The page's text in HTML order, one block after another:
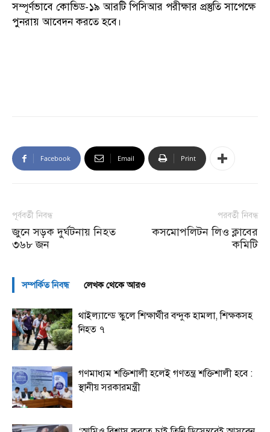
সম্পূর্ণভাবে কোভিড-১৯ আরটি পিসিআর পরীক্ষার প্রস্তুতি সাপেক্ষে
পুনরায় আবেদন করতে হবে।
Facebook Email Print
পূর্ববর্তী নিবন্ধ
জুনে সড়ক দুর্ঘটনায় নিহত
৩৬৮ জন
পরবর্তী নিবন্ধ
কসমোপলিটন লিও ক্লাবের
কমিটি
সম্পর্কিত নিবন্ধ লেখক থেকে আরও
থাইল্যান্ডে স্কুলে শিক্ষার্থীর বন্দুক হামলা, শিক্ষকসহ
নিহত ৭
গণমাধ্যম শক্তিশালী হলেই গণতন্ত্র শক্তিশালী হবে :
স্থানীয় সরকারমন্ত্রী